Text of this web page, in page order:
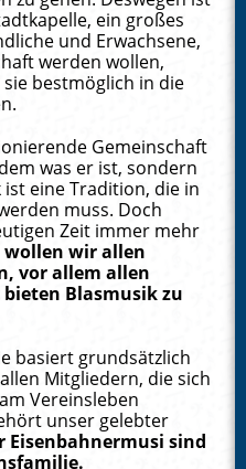
ein großes
und Erwachsene,
werden wollen,
bestmöglich in die
Gemeinschaft
was er ist, sondern
eine Tradition, die in
muss. Doch
Zeit immer mehr
wollen wir allen
vor allem allen
Blasmusik zu
basiert grundsätzlich
Mitgliedern, die sich
Vereinsleben
unser gelebter
Eisenbahnermusi sind